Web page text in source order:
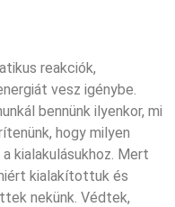
reakciók,
vesz igénybe.
bennünk ilyenkor, mi
hogy milyen
kialakulásukhoz. Mert
kialakítottuk és
nekünk. Védtek,